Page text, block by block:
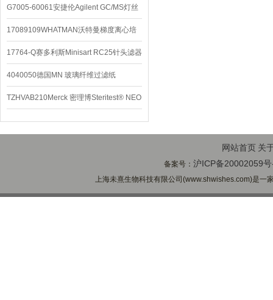
G7005-60061安捷伦Agilent GC/MS灯丝
配件
17089109WHATMAN沃特曼梯度离心培
养基
17764-Q赛多利斯Minisart RC25针头滤器
4040050德国MN 玻璃纤维过滤纸
TZHVAB210Merck 密理博Steritest® NEO
设备
网站首页 关
备案号：沪ICP备20002059
上海未熹生物科技有限公司(www.shwishes.com)是一